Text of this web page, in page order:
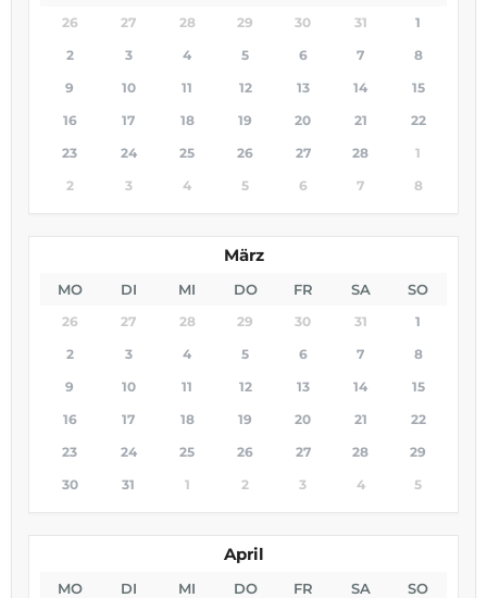
26 27 28 29 30 31
1
2
3 4 5 6 7
8
9
10 11 12 13 14
15
16
17 18 19 20 21
22
23
24 25 26 27 28
1
2
3 4 5 6 7 8
März
MO DI MI DO FR SA SO
26 27 28 29 30 31
1
2
3 4 5 6 7
8
9
10 11 12 13 14
15
16
17 18 19 20 21
22
23
24 25 26 27 28
29
30
31 1 2 3 4 5
April
MO DI MI DO FR SA SO